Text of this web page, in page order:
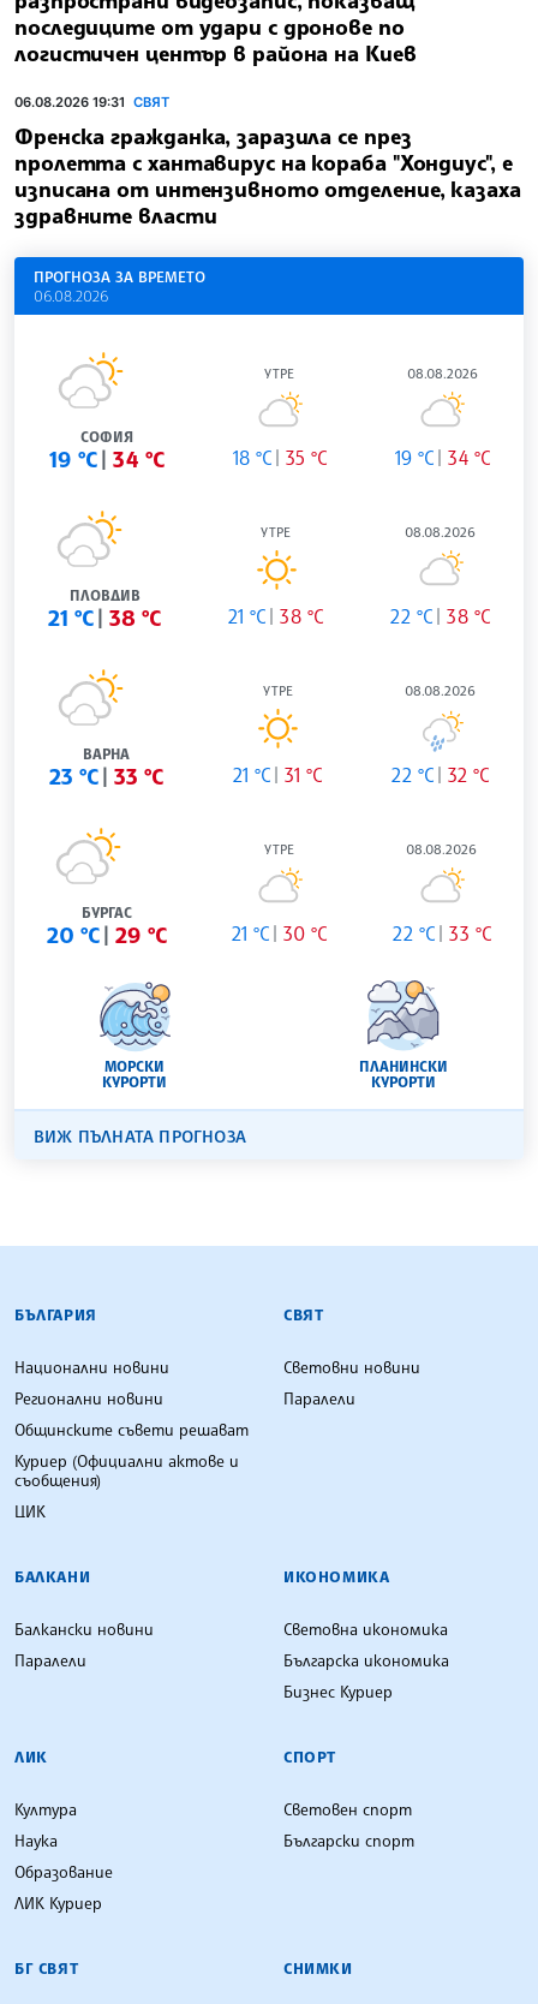
последиците от удари с дронове по
логистичен център в района на Киев
06.08.2026 19:31 СВЯТ
Френска гражданка, заразила се през
пролетта с хантавирус на кораба "Хондиус", е
изписана от интензивното отделение, казаха
здравните власти
ПРОГНОЗА ЗА ВРЕМЕТО
06.08.2026
СОФИЯ
19 °C 34 °C
УТРЕ
18 °C 35 °C
08.08.2026
19 °C 34 °C
ПЛОВДИВ
21 °C 38 °C
УТРЕ
21 °C 38 °C
08.08.2026
22 °C 38 °C
ВАРНА
23 °C 33 °C
УТРЕ
21 °C 31 °C
08.08.2026
22 °C 32 °C
БУРГАС
20 °C 29 °C
УТРЕ
21 °C 30 °C
08.08.2026
22 °C 33 °C
МОРСКИ
КУРОРТИ
ПЛАНИНСКИ
КУРОРТИ
ВИЖ ПЪЛНАТА ПРОГНОЗА
БЪЛГАРСКА ТЕЛЕГРАФНА АГЕНЦИЯ
БЪЛГАРИЯ
Национални новини
Регионални новини
Общинските съвети решават
Куриер (Официални актове и
съобщения)
ЦИК
СВЯТ
Световни новини
Паралели
БАЛКАНИ
Балкански новини
Паралели
ИКОНОМИКА
Световна икономика
Българска икономика
Бизнес Куриер
ЛИК
Култура
Наука
Образование
ЛИК Куриер
СПОРТ
Световен спорт
Български спорт
БГ СВЯТ СНИМКИ